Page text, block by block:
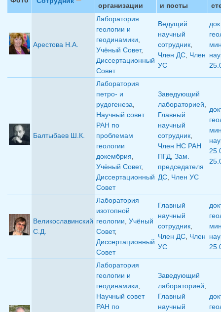
организации
и посты
Арестова Н.А.
Лаборатория
геологии и
геодинамики
Учёный Совет,
Диссертационный
Совет
Ведущий
научный
сотрудник
Член ДС Член
УС
Балтыбаев Ш.К.
Лаборатория
петро- и
рудогенеза
Научный совет
РАН по
проблемам
геологии
докембрия
Учёный Совет,
Диссертационный
Совет
Заведующий
лабораторией
Главный
научный
сотрудник
Член НС РАН
ПГД Зам.
председателя
ДС Член УС
Великославинский
С.Д.
Лаборатория
изотопной
геологии Учёный
Совет,
Диссертационный
Совет
Главный
научный
сотрудник
Член ДС Член
УС
Лаборатория
геологии и
геодинамики
Научный совет
РАН по
Заведующий
лабораторией
Главный
научный